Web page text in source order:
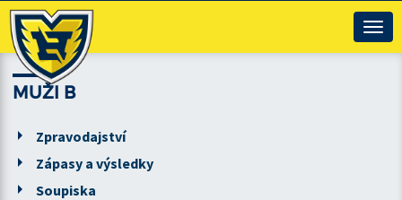
MUŽI B
Zpravodajství
Zápasy a výsledky
Soupiska